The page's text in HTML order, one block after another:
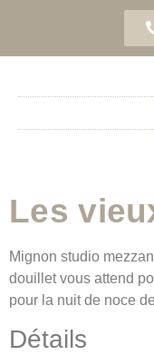
Les
Mignon studio
douillet vous attend
pour la nuit de noce
Détails